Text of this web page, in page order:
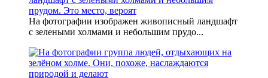
На фотографии изображен живописный ландшафт
с зелеными холмами и небольшим прудо...